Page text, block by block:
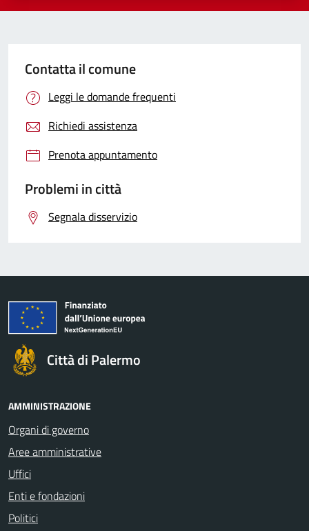
Contatta il comune
Leggi le domande frequenti
Richiedi assistenza
Prenota appuntamento
Problemi in città
Segnala disservizio
Città di Palermo
AMMINISTRAZIONE
Organi di governo
Aree amministrative
Uffici
Enti e fondazioni
Politici